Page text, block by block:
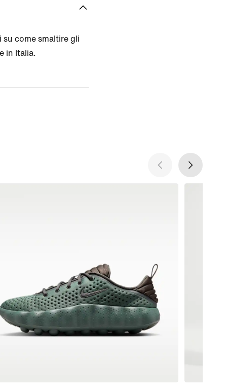
come smaltire gli
in Italia.